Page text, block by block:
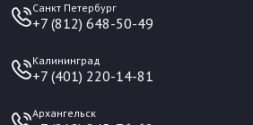
Санкт Петербург
+7 (812) 648-50-49
Калининград
+7 (401) 220-14-81
Архангельск